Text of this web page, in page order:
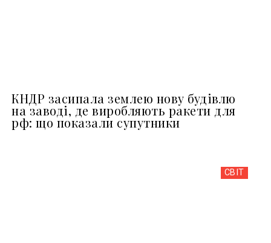
КНДР засипала землею нову будівлю
на заводі, де виробляють ракети для
рф: що показали супутники
СВІТ